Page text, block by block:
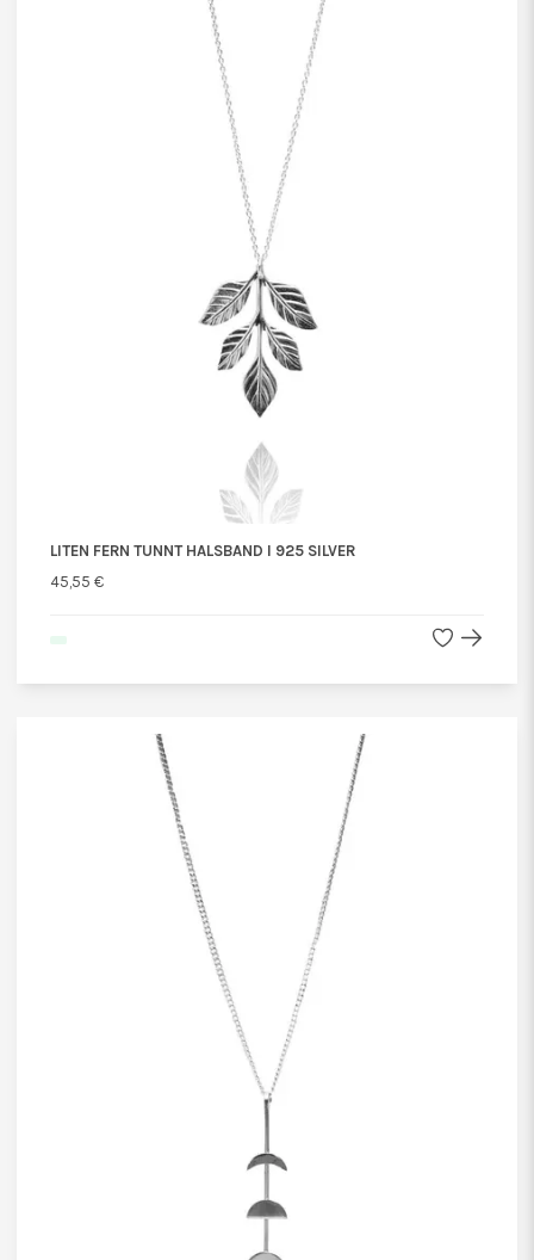
LITEN FERN TUNNT HALSBAND I 925 SILVER
45,55 €